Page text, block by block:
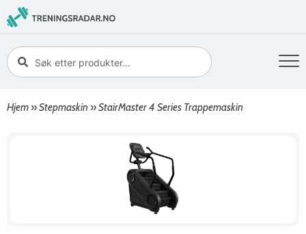
Hjem »Stepmaskin »StairMaster 4 Series Trappemaskin